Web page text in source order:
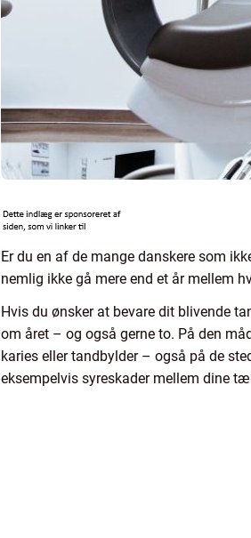
Er du en af de mange danskere som
nemlig ikke gå mere end et år mellem
Hvis du ønsker at bevare dit blivende
om året – og også gerne to. På den
karies eller tandbylder – også på de
eksempelvis syreskader mellem dine